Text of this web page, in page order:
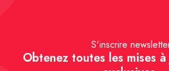
S'inscrire
Obtenez toutes les mises